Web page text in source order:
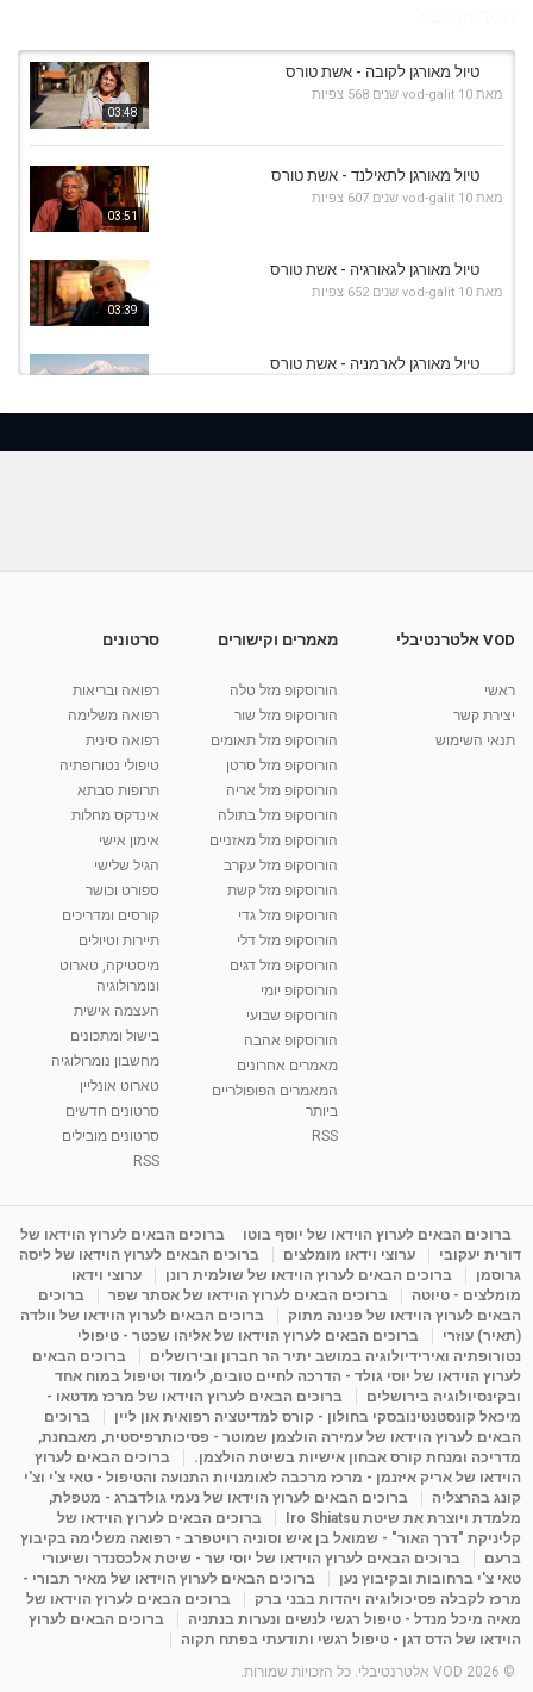
03:48
טיול מאורגן לקובה - אשת טורס
מאת vod-galit 10 שנים 568 צפיות
03:51
טיול מאורגן לתאילנד - אשת טורס
מאת vod-galit 10 שנים 607 צפיות
03:39
טיול מאורגן לגאורגיה - אשת טורס
מאת vod-galit 10 שנים 652 צפיות
טיול מאורגן לארמניה - אשת טורס
טיול מאורגן לסין - אשת טורס
03:20
טיול מאורגן לרוסיה - אשת טורס
10:17
קרין גורן - העוגה המתגלצ’ת ללא קמח
38.5k צפיות
01:37
יוסי שר - מתמחה בשיטת אלכסנדר וטאי צ'י
01:46
רנה רז-גילו -טיפול אנרגטי ויעוץ רוחני - נומרולוגית
2,314 צפיות
05:37
סודות בתאריך הלידה, משמעות חודש הלידה -
ינואר זינה ליבשיץ נומרולוגית
3,263 צפיות
1:31:05
ליסה גרוסמן - המרכז לאימון התנהגותי - קשב
וריכוז ברעננה - הרצאת מבוא: אימון להצלחה של...
מאת admin 11 שנים 3,648 צפיות
15:49
פנינה מתוק - מרכז "נתיב הלב" בהרצליה-
מדיטציה-התחדשות
מאת Shahar-vod 6 שנים 2,146 צפיות
VOD אלטרנטיבלי
ראשי
יצירת קשר
תנאי השימוש
מאמרים וקישורים
הורוסקופ מזל טלה
הורוסקופ מזל שור
הורוסקופ מזל תאומים
הורוסקופ מזל סרטן
הורוסקופ מזל אריה
הורוסקופ מזל בתולה
הורוסקופ מזל מאזניים
הורוסקופ מזל עקרב
הורוסקופ מזל קשת
הורוסקופ מזל גדי
הורוסקופ מזל דלי
הורוסקופ מזל דגים
הורוסקופ יומי
הורוסקופ שבועי
הורוסקופ אהבה
מאמרים אחרונים
המאמרים הפופולריים
ביותר
RSS
סרטונים
רפואה ובריאות
רפואה משלימה
רפואה סינית
טיפולי נטורופתיה
תרופות סבתא
אינדקס מחלות
אימון אישי
הגיל שלישי
ספורט וכושר
קורסים ומדריכים
תיירות וטיולים
מיסטיקה, טארוט
ונומרולוגיה
העצמה אישית
בישול ומתכונים
מחשבון נומרולוגיה
טארוט אונליין
סרטונים חדשים
סרטונים מובילים
RSS
ברוכים הבאים לערוץ הוידאו של יוסף בוטו
ברוכים הבאים לערוץ הוידאו של
דורית יעקובי
ערוצי וידאו מומלצים
ברוכים הבאים לערוץ הוידאו של ליסה
גרוסמן
ברוכים הבאים לערוץ הוידאו של שולמית רונן
ערוצי וידאו
מומלצים - טיוטה
ברוכים הבאים לערוץ הוידאו של אסתר שפר
ברוכים
הבאים לערוץ הוידאו של פנינה מתוק
ברוכים הבאים לערוץ הוידאו של וולדה
(תאיר) עוזרי
ברוכים הבאים לערוץ הוידאו של אליהו שכטר - טיפולי
נטורופתיה ואירידיולוגיה במושב יתיר הר חברון ובירושלים
ברוכים הבאים
לערוץ הוידאו של יוסי גולד - הדרכה לחיים טובים, לימוד וטיפול במוח אחד
ובקינסיולוגיה בירושלים
ברוכים הבאים לערוץ הוידאו של מרכז מדטאו -
מיכאל קונסטנטינובסקי בחולון - קורס למדיטציה רפואית און ליין
ברוכים
הבאים לערוץ הוידאו של עמירה הולצמן שמוטר - פסיכותרפיסטית, מאבחנת,
מדריכה ומנחת קורס אבחון אישיות בשיטת הולצמן.
ברוכים הבאים לערוץ
הוידאו של אריק איזנמן - מרכז מרכבה לאומנויות התנועה והטיפול - טאי צ'י וצ'י
קונג בהרצליה
ברוכים הבאים לערוץ הוידאו של נעמי גולדברג - מטפלת,
מלמדת ויוצרת את שיטת Iro Shiatsu
ברוכים הבאים לערוץ הוידאו של
קליניקת "דרך האור" - שמואל בן איש וסוניה רויטפרב - רפואה משלימה בקיבוץ
ברעם
ברוכים הבאים לערוץ הוידאו של יוסי שר - שיטת אלכסנדר ושיעורי
טאי צ'י ברחובות ובקיבוץ נען
ברוכים הבאים לערוץ הוידאו של מאיר תבורי -
מרכז לקבלה פסיכולוגיה ויהדות בבני ברק
ברוכים הבאים לערוץ הוידאו של
מאיה מיכל מנדל - טיפול רגשי לנשים ונערות בנתניה
ברוכים הבאים לערוץ
הוידאו של הדס דגן - טיפול רגשי ותודעתי בפתח תקוה
© 2026 VOD אלטרנטיבלי. כל הזכויות שמורות.